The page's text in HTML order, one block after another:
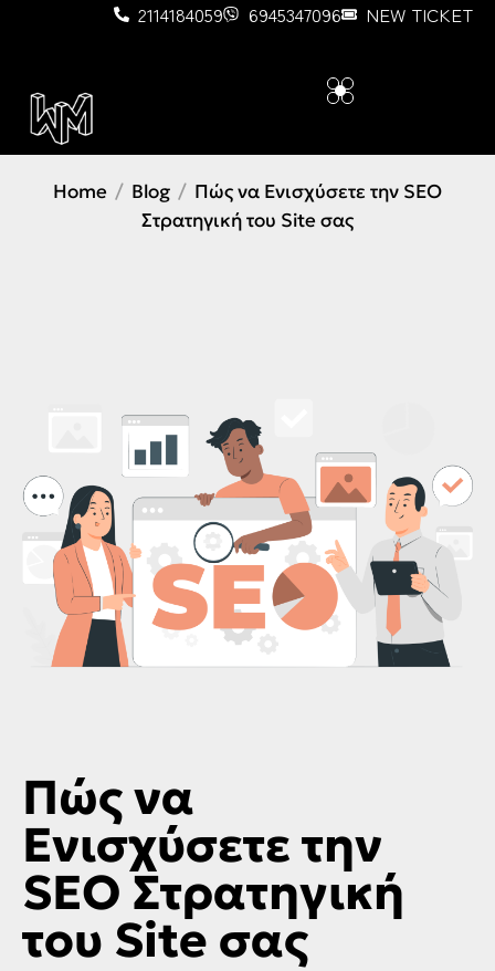
2114184059 6945347096 NEW TICKET
Home Blog
Πώς να Ενισχύσετε την SEO
Στρατηγική του Site σας
Πώς να
Ενισχύσετε την
SEO Στρατηγική
του Site σας